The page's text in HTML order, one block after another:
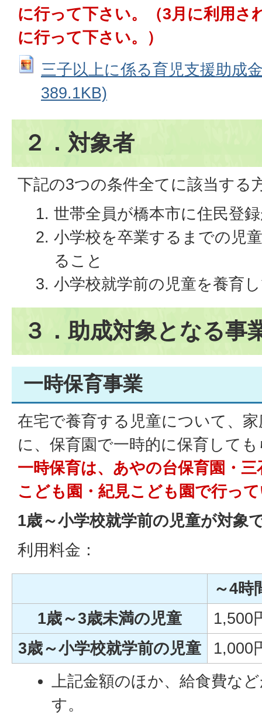
に行って下さい。（3月に利用さ
に行って下さい。）
三子以上に係る育児支援助成
389.1KB)
２．対象者
下記の3つの条件全てに該当する
世帯全員が橋本市に住民登
小学校を卒業するまでの児
ること
小学校就学前の児童を養育
３．助成対象となる事
一時保育事業
在宅で養育する児童について、
に、保育園で一時的に保育して
一時保育は、あやの台保育園・
こども園・紀見こども園で行っ
1歳～小学校就学前の児童が対象
利用料金：
～4時
1歳～3歳未満の児童
1,500
3歳～小学校就学前の児童
1,000
上記金額のほか、給食費な
す。